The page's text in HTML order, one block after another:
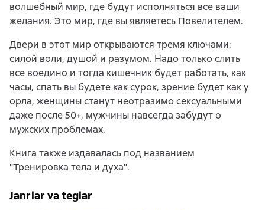
волшебный мир, где будут исполняться все ваши
желания. Это мир, где вы являетесь Повелителем.
Двери в этот мир открываются тремя ключами:
силой воли, душой и разумом. Надо только слить
все воедино и тогда кишечник будет работать, как
часы, спать вы будете как сурок, зрение будет как у
орла, женщины станут неотразимо сексуальными
даже после 50+, мужчины навсегда забудут о
мужских проблемах.
Книга также издавалась под названием
"Тренировка тела и духа".
Janrlar va teglar